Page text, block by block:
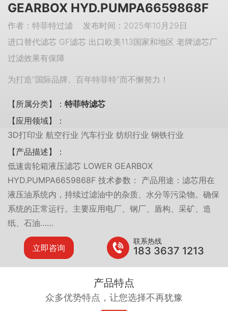
GEARBOX HYD.PUMPA6659868F
作者：特菲特过滤 发布时间：2025年10月29日
进口替代滤芯 GF滤芯 出口欧美113国家和地区 老牌滤芯厂
过滤效果有保障
为打造“国际品牌、百年特菲特”而不懈努力！
【所属分类】： 特菲特滤芯
【应用领域】：
3D打印业 航空行业 汽车行业 纺织行业 钢铁行业
【产品描述】：
低速齿轮箱液压滤芯 LOWER GEARBOX
HYD.PUMPA6659868F 技术参数： 产品用途：滤芯用在
液压油系统内，持续过滤油中的杂质、水分等污染物。确保
系统的正常运行。主要应用电厂、钢厂、盾构、采矿、造
纸、石油……
立即咨询
联系热线
183 3637 1213
产品特点
众多优势特点，让您选择不再犹豫